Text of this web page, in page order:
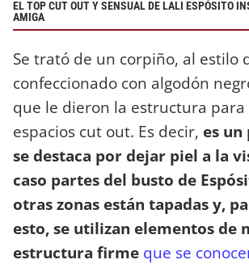
EL TOP CUT OUT Y SENSUAL DE LALI ESPÓSITO
AMIGA
Se trató de un corpiño, al estilo
confeccionado con algodón
que le dieron la estructura
espacios cut out. Es decir, es un
se destaca por dejar piel a la
caso partes del busto de
otras zonas están tapadas y,
esto, se utilizan elementos de
estructura firme que se